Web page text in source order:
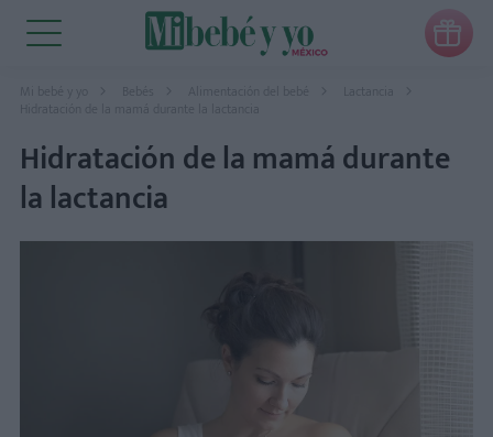

Mi bebé y yo Bebés Alimentación del bebé
Lactancia
Hidratación de la mamá durante la lactancia
Hidratación de la mamá durante
la lactancia